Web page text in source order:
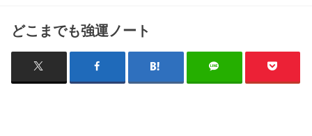
どこまでも強運ノート